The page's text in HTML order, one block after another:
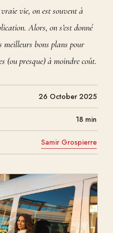
vie, on est souvent à
Alors, on s’est donné
meilleurs bons plans pour
(ou presque) à moindre coût.
26 October 2025
18 min
Samir Grospierre